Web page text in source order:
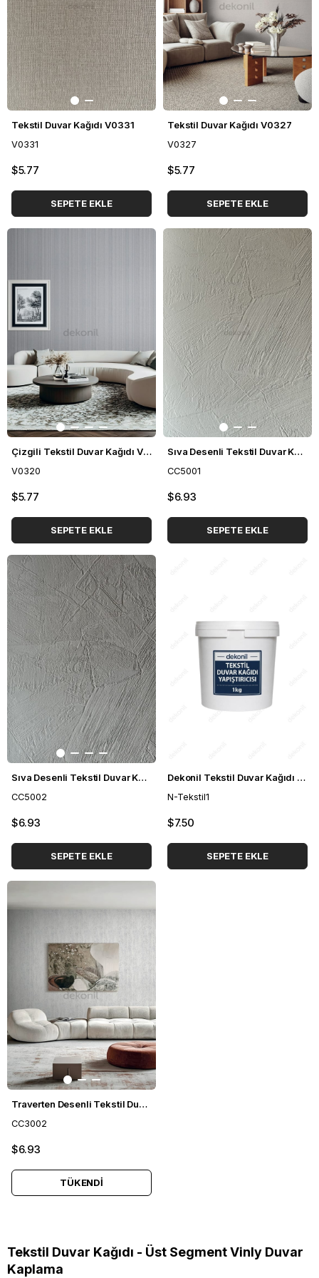
Tekstil Duvar Kağıdı V0331
V0331
$5.77
SEPETE EKLE
Tekstil Duvar Kağıdı V0327
V0327
$5.77
SEPETE EKLE
Çizgili Tekstil Duvar Kağıdı V0320
V0320
$5.77
SEPETE EKLE
Sıva Desenli Tekstil Duvar Kağıdı CC5001
CC5001
$6.93
SEPETE EKLE
Sıva Desenli Tekstil Duvar Kağıdı CC5002
CC5002
$6.93
SEPETE EKLE
Dekonil Tekstil Duvar Kağıdı Yapıştırıcısı 1 kg
N-Tekstil1
$7.50
SEPETE EKLE
Traverten Desenli Tekstil Duvar Kağıdı CC3002
CC3002
$6.93
TÜKENDI
Tekstil Duvar Kağıdı - Üst Segment Vinly Duvar
Kaplama